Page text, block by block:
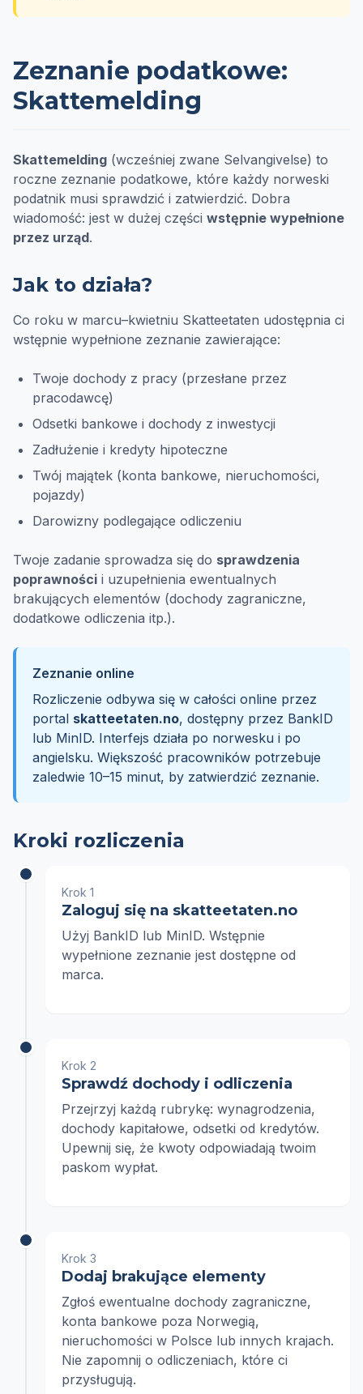
Zeznanie podatkowe:
Skattemelding
Skattemelding (wcześniej zwane Selvangivelse) to
roczne zeznanie podatkowe, które każdy norweski
podatnik musi sprawdzić i zatwierdzić. Dobra
wiadomość: jest w dużej części wstępnie wypełnione
przez urząd.
Jak to działa?
Co roku w marcu–kwietniu Skatteetaten udostępnia ci
wstępnie wypełnione zeznanie zawierające:
Twoje dochody z pracy (przesłane przez
pracodawcę)
Odsetki bankowe i dochody z inwestycji
Zadłużenie i kredyty hipoteczne
Twój majątek (konta bankowe, nieruchomości,
pojazdy)
Darowizny podlegające odliczeniu
Twoje zadanie sprowadza się do sprawdzenia
poprawności i uzupełnienia ewentualnych
brakujących elementów (dochody zagraniczne,
dodatkowe odliczenia itp.).
Zeznanie online
Rozliczenie odbywa się w całości online przez
portal skatteetaten.no, dostępny przez BankID
lub MinID. Interfejs działa po norwesku i po
angielsku. Większość pracowników potrzebuje
zaledwie 10–15 minut, by zatwierdzić zeznanie.
Kroki rozliczenia
Krok 1
Zaloguj się na skatteetaten.no
Użyj BankID lub MinID. Wstępnie
wypełnione zeznanie jest dostępne od
marca.
Krok 2
Sprawdź dochody i odliczenia
Przejrzyj każdą rubrykę: wynagrodzenia,
dochody kapitałowe, odsetki od kredytów.
Upewnij się, że kwoty odpowiadają twoim
paskom wypłat.
Krok 3
Dodaj brakujące elementy
Zgłoś ewentualne dochody zagraniczne,
konta bankowe poza Norwegią,
nieruchomości w Polsce lub innych krajach.
Nie zapomnij o odliczeniach, które ci
przysługują.